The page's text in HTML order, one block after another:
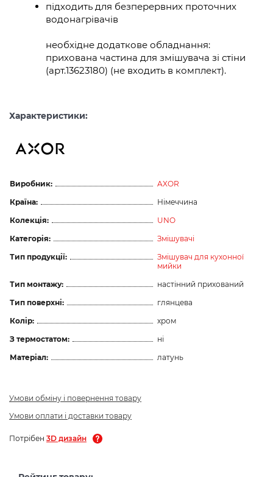
підходить для безперервних проточних
водонагрівачів
необхідне додаткове обладнання:
прихована частина для змішувача зі стіни
(арт.13623180) (не входить в комплект).
Характеристики:
Виробник:
AXOR
Країна:
Німеччина
Колекція:
UNO
Категорія:
Змішувачі
Тип продукції:
Змішувач для кухонної
мийки
Тип монтажу:
настінний прихований
Тип поверхні:
глянцева
Колір:
хром
З термостатом:
ні
Матеріал:
латунь
Умови обміну і повернення товару
Умови оплати і доставки товару
Потрібен 3D дизайн